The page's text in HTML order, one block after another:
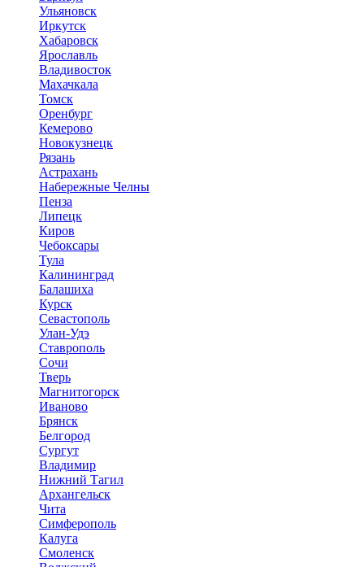
Ульяновск
Иркутск
Хабаровск
Ярославль
Владивосток
Махачкала
Томск
Оренбург
Кемерово
Новокузнецк
Рязань
Астрахань
Набережные Челны
Пенза
Липецк
Киров
Чебоксары
Тула
Калининград
Балашиха
Курск
Севастополь
Улан-Удэ
Ставрополь
Сочи
Тверь
Магнитогорск
Иваново
Брянск
Белгород
Сургут
Владимир
Нижний Тагил
Архангельск
Чита
Симферополь
Калуга
Смоленск